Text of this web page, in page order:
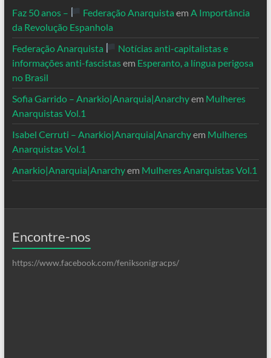
Faz 50 anos – Federação Anarquista em A Importância
da Revolução Espanhola
Federação Anarquista
Notícias anti-capitalistas e
informações anti-fascistasem Esperanto, a língua perigosa
no Brasil
Sofia Garrido – Anarkio|Anarquia|Anarchyem Mulheres
Anarquistas Vol.1
Isabel Cerruti – Anarkio|Anarquia|Anarchyem Mulheres
Anarquistas Vol.1
Anarkio|Anarquia|Anarchyem Mulheres Anarquistas Vol.1
Encontre-nos
https://www.facebook.com/feniksonigracps/